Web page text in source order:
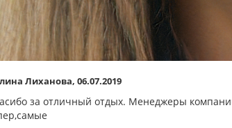
Лиханова, 06.07.2019
за отличный отдых. Менеджеры